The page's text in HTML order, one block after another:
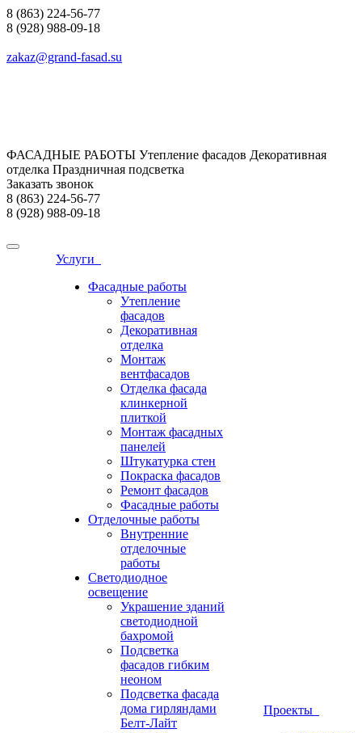
8 (863) 224-56-77
8 (928) 988-09-18
zakaz@grand-fasad.su
ФАСАДНЫЕ РАБОТЫ Утепление фасадов Декоративная
отделка Праздничная подсветка
Заказать звонок
8 (863) 224-56-77
8 (928) 988-09-18
Услуги
Фасадные работы
Утепление
фасадов
Декоративная
отделка
Монтаж
вентфасадов
Отделка фасада
клинкерной
плиткой
Монтаж фасадных
панелей
Штукатурка стен
Покраска фасадов
Ремонт фасадов
Фасадные работы
Отделочные работы
Внутренние
отделочные
работы
Светодиодное
освещение
Украшение зданий
светодиодной
бахромой
Подсветка
фасадов гибким
неоном
Подсветка фасада
дома гирляндами
Белт-Лайт
Проекты